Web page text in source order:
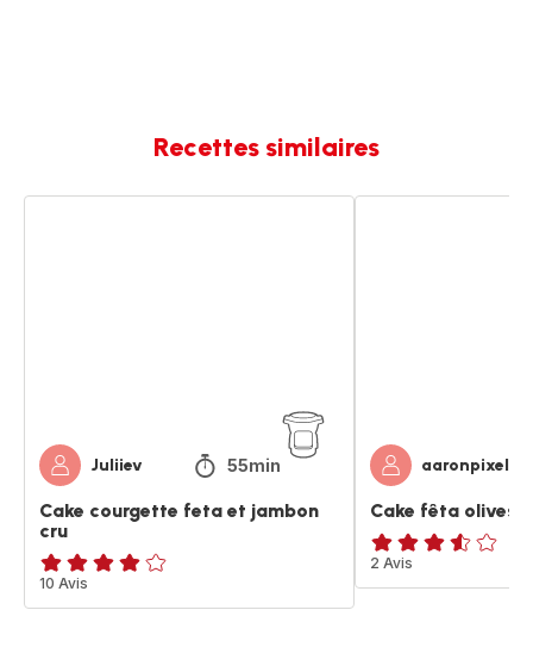
Recettes similaires
Juliiev 55min
Cake courgette feta et jambon
cru
ratings.3.9
10 Avis
aaronpixel
Cake fêta olives
ratings.3.5
2 Avis